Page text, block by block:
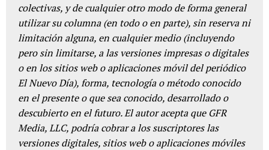
colectivas, y de cualquier otro modo de forma general
utilizar su columna (en todo o en parte), sin reserva ni
limitación alguna, en cualquier medio (incluyendo
pero sin limitarse, a las versiones impresas o digitales
o en los sitios web o aplicaciones móvil del periódico
El Nuevo Día), forma, tecnología o método conocido
en el presente o que sea conocido, desarrollado o
descubierto en el futuro. El autor acepta que GFR
Media, LLC, podría cobrar a los suscriptores las
versiones digitales, sitios web o aplicaciones móviles